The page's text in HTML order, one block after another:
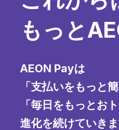
もっと
AEON Payは
「支払いをもっと簡
「毎日をもっとおト
進化を続けていきま